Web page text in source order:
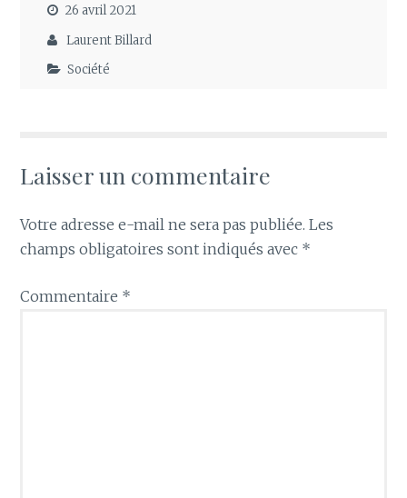
26 avril 2021
Laurent Billard
Société
Laisser un commentaire
Votre adresse e-mail ne sera pas publiée. Les
champs obligatoires sont indiqués avec *
Commentaire *